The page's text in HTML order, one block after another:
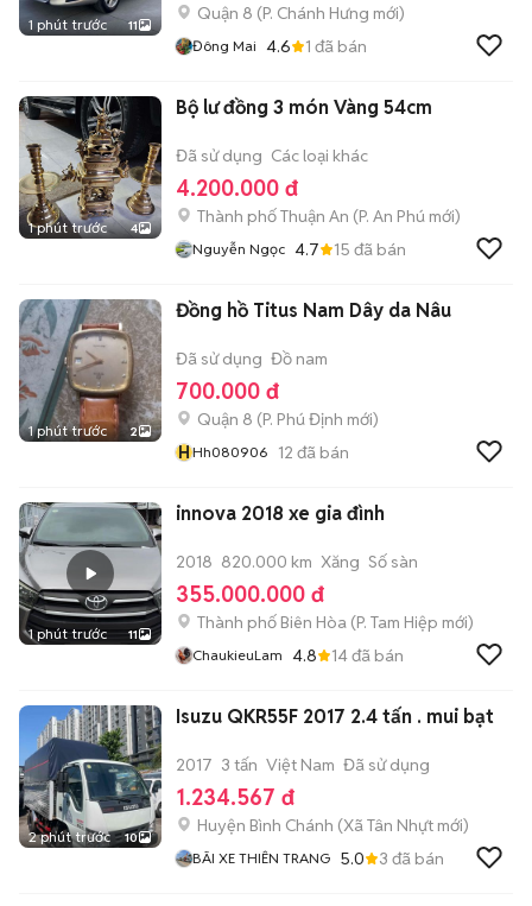
1 phút trước 11
Quận 8 (P. Chánh Hưng mới)
Đông Mai 4.6 1 đã bán
1 phút trước 4
Bộ lư đồng 3 món Vàng 54cm
Đã sử dụng Các loại khác
4.200.000 đ
Thành phố Thuận An (P. An Phú mới)
Nguyễn Ngọc 4.7 15 đã bán
1 phút trước 2
Đồng hồ Titus Nam Dây da Nâu
Đã sử dụng Đồ nam
700.000 đ
Quận 8 (P. Phú Định mới)
HHh080906 12 đã bán
1 phút trước 11
innova 2018 xe gia đình
2018 820.000 km Xăng Số sàn
355.000.000 đ
Thành phố Biên Hòa (P. Tam Hiệp mới)
ChaukieuLam 4.8 14đã bán
2 phút trước 10
Isuzu QKR55F 2017 2.4 tấn . mui bạt
2017 3 tấn Việt Nam Đã sử dụng
1.234.567 đ
Huyện Bình Chánh (Xã Tân Nhựt mới)
BÃI XE THIÊN TRANG 5.0 3 đã bán